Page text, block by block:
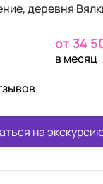
деревня
от 34
в месяц
на